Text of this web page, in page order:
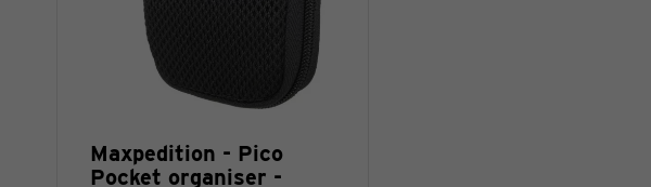
Maxpedition - Pico
Pocket organiser -